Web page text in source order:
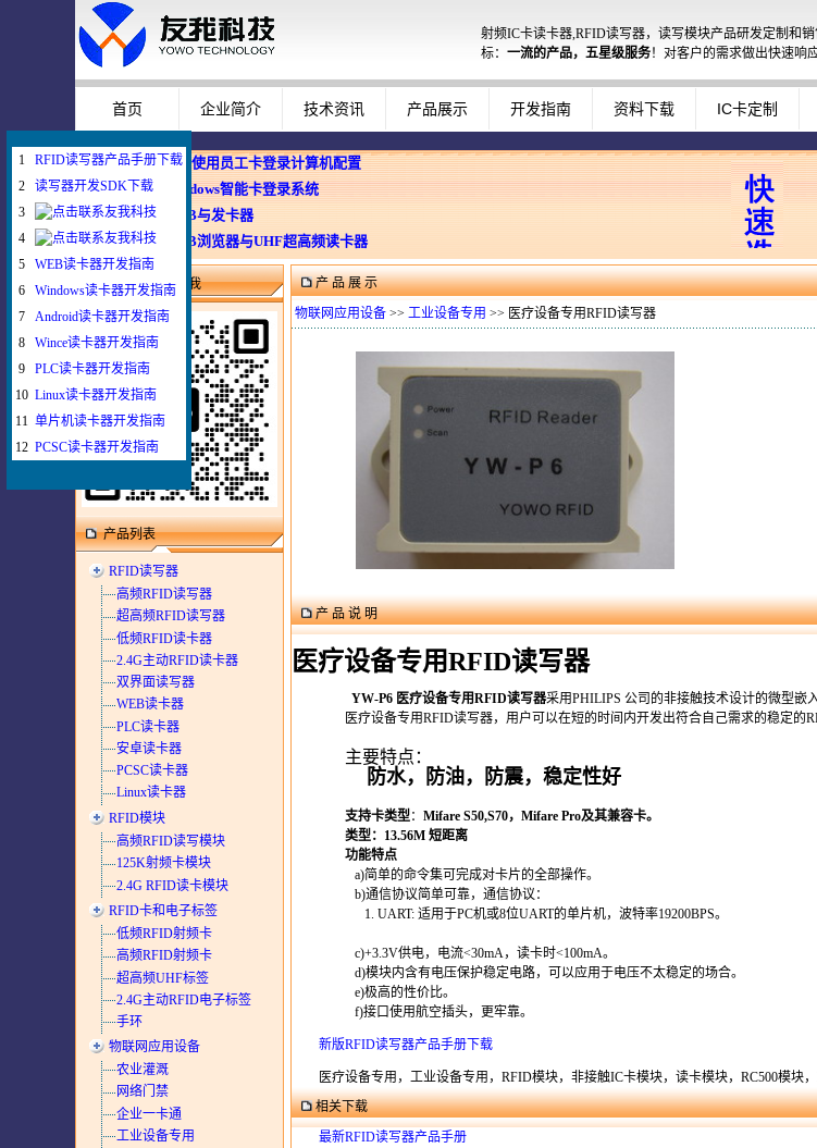
射频IC卡读卡器,RFID读写器，读写模块产品研发定制和
标： 一流的产品，五星级服务！对客户的需求做出快速响应
首页 企业简介 技术资讯 产品展示 开发指南 资料下载 IC卡定制
企业使用员工卡登录计算机配置
Windows智能卡登录系统
WEB与发卡器
WEB浏览器与UHF超高频读卡器
微信扫一扫联系我
产品列表
RFID读写器
高频RFID读写器
超高频RFID读写器
低频RFID读卡器
2.4G主动RFID读卡器
双界面读写器
WEB读卡器
PLC读卡器
安卓读卡器
PCSC读卡器
Linux读卡器
RFID模块
高频RFID读写模块
125K射频卡模块
2.4G RFID读卡模块
RFID卡和电子标签
低频RFID射频卡
高频RFID射频卡
超高频UHF标签
2.4G主动RFID电子标签
手环
物联网应用设备
农业灌溉
网络门禁
企业一卡通
工业设备专用
产 品 展 示
物联网应用设备>> 工业设备专用 >> 医疗设备专用RFID读写器
产 品 说 明
医疗设备专用RFID读写器
YW-P6 医疗设备专用RFID读写器采用PHILIPS 公司的非接触技术设计的微型嵌
医疗设备专用RFID读写器，用户可以在短的时间内开发出符合自己需求的稳定的
主要特点：
防水，防油，防震，稳定性好
支持卡类型： Mifare S50,S70，Mifare Pro及其兼容卡。
类型：13.56M 短距离
功能特点
a)简单的命令集可完成对卡片的全部操作。
b)通信协议简单可靠，通信协议：
1. UART: 适用于PC机或8位UART的单片机，波特率19200BPS。
c)+3.3V供电，电流<30mA，读卡时<100mA。
d)模块内含有电压保护稳定电路，可以应用于电压不太稳定的场合。
e)极高的性价比。
f)接口使用航空插头，更牢靠。
新版RFID读写器产品手册下载
医疗设备专用，工业设备专用，RFID模块，非接触IC卡模块，读卡模块，RC500模
相关下载
最新RFID读写器产品手册
1
RFID读写器产品手册下载
2
读写器开发SDK下载
3
4
5
WEB读卡器开发指南
6
Windows读卡器开发指南
7
Android读卡器开发指南
8
Wince读卡器开发指南
9
PLC读卡器开发指南
10 Linux读卡器开发指南
11 单片机读卡器开发指南
12 PCSC读卡器开发指南